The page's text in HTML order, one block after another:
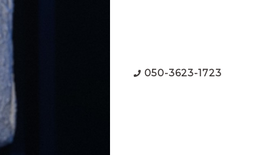
050-3623-1723